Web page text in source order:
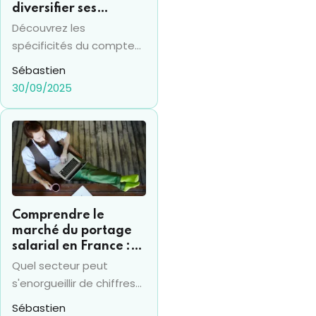
diversifier ses
investissements
financiers
Découvrez les
spécificités du compte
titres en 2025 et sa
différence avec le PEA,
Sébastien
30/09/2025
Comprendre le
marché du portage
salarial en France :
chiffres clés et
évolutions récentes
Quel secteur peut
s'enorgueillir de chiffres
de croissance de 20%
Sébastien